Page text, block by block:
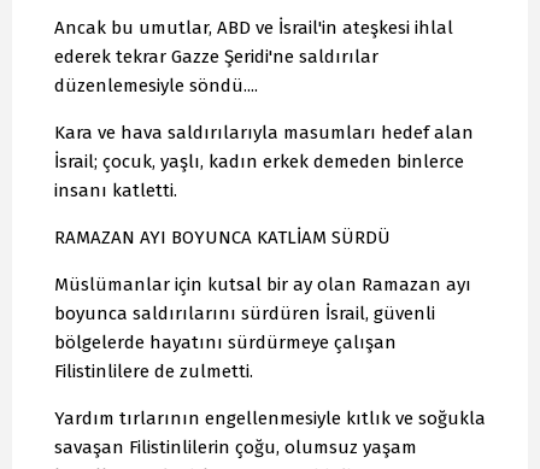
Ancak bu umutlar, ABD ve İsrail'in ateşkesi ihlal
ederek tekrar Gazze Şeridi'ne saldırılar
düzenlemesiyle söndü....
Kara ve hava saldırılarıyla masumları hedef alan
İsrail; çocuk, yaşlı, kadın erkek demeden binlerce
insanı katletti.
RAMAZAN AYI BOYUNCA KATLİAM SÜRDÜ
Müslümanlar için kutsal bir ay olan Ramazan ayı
boyunca saldırılarını sürdüren İsrail, güvenli
bölgelerde hayatını sürdürmeye çalışan
Filistinlilere de zulmetti.
Yardım tırlarının engellenmesiyle kıtlık ve soğukla
savaşan Filistinlilerin çoğu, olumsuz yaşam